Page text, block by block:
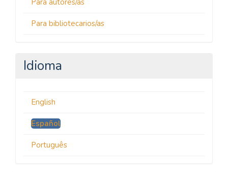
Para bibliotecarios/as
Idioma
English
Español
Português